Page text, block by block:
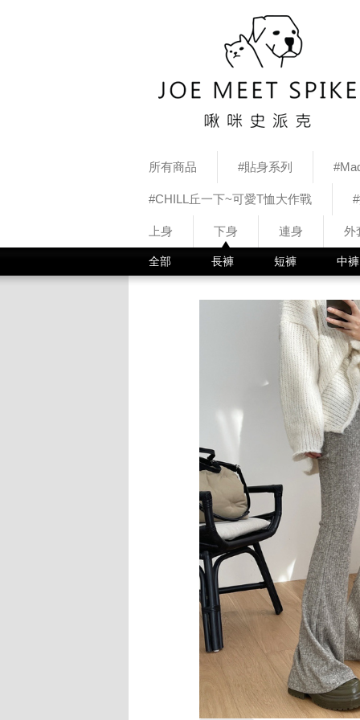
所有商品 #貼身系列
#CHILL丘一下~可愛T恤大作戰
上身 下身 連身 外
全部 長褲 短褲 中褲